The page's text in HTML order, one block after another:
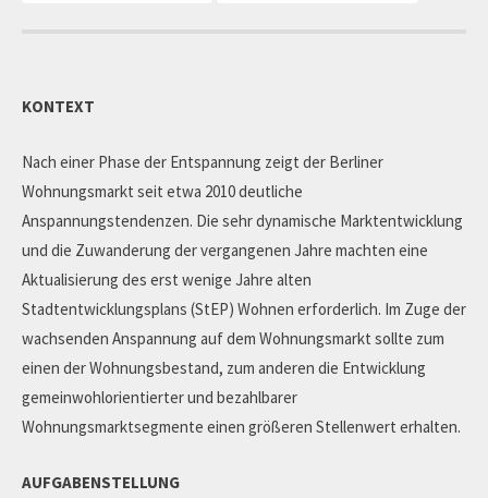
KONTEXT
Nach einer Phase der Entspannung zeigt der Berliner
Wohnungsmarkt seit etwa 2010 deutliche
Anspannungstendenzen. Die sehr dynamische Marktentwicklung
und die Zuwanderung der vergangenen Jahre machten eine
Aktualisierung des erst wenige Jahre alten
Stadtentwicklungsplans (StEP) Wohnen erforderlich. Im Zuge der
wachsenden Anspannung auf dem Wohnungsmarkt sollte zum
einen der Wohnungsbestand, zum anderen die Entwicklung
gemeinwohlorientierter und bezahlbarer
Wohnungsmarktsegmente einen größeren Stellenwert erhalten.
AUFGABENSTELLUNG